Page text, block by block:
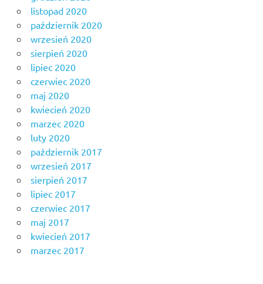
listopad 2020
październik 2020
wrzesień 2020
sierpień 2020
lipiec 2020
czerwiec 2020
maj 2020
kwiecień 2020
marzec 2020
luty 2020
październik 2017
wrzesień 2017
sierpień 2017
lipiec 2017
czerwiec 2017
maj 2017
kwiecień 2017
marzec 2017